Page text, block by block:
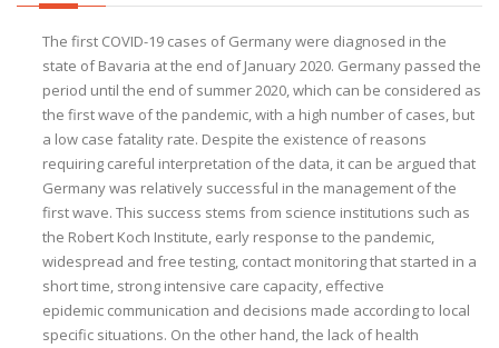
The first COVID-19 cases of Germany were diagnosed in the
state of Bavaria at the end of January 2020. Germany passed the
period until the end of summer 2020, which can be considered as
the first wave of the pandemic, with a high number of cases, but
a low case fatality rate. Despite the existence of reasons
requiring careful interpretation of the data, it can be argued that
Germany was relatively successful in the management of the
first wave. This success stems from science institutions such as
the Robert Koch Institute, early response to the pandemic,
widespread and free testing, contact monitoring that started in a
short time, strong intensive care capacity, effective
epidemic communication and decisions made according to local
specific situations. On the other hand, the lack of health